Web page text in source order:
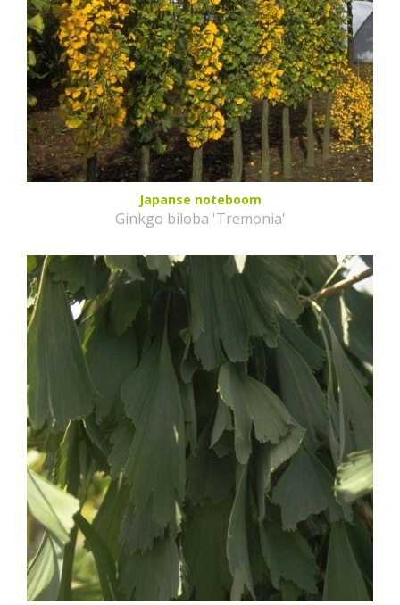
Japanse noteboom
Ginkgo biloba 'Tremonia'